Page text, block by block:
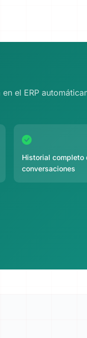
el ERP
Historial completo
conversaciones